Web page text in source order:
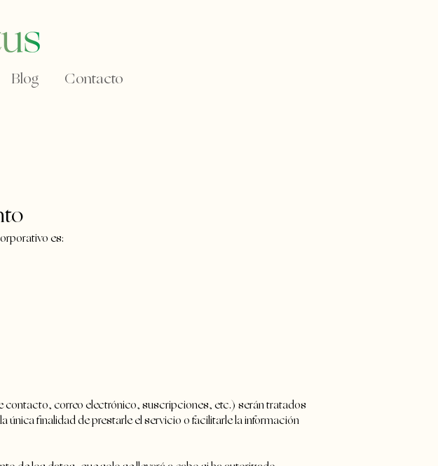
Blog Contacto
es:
contacto, correo electrónico, suscripciones, etc.) serán tratados
única finalidad de prestarle el servicio o facilitarle la información